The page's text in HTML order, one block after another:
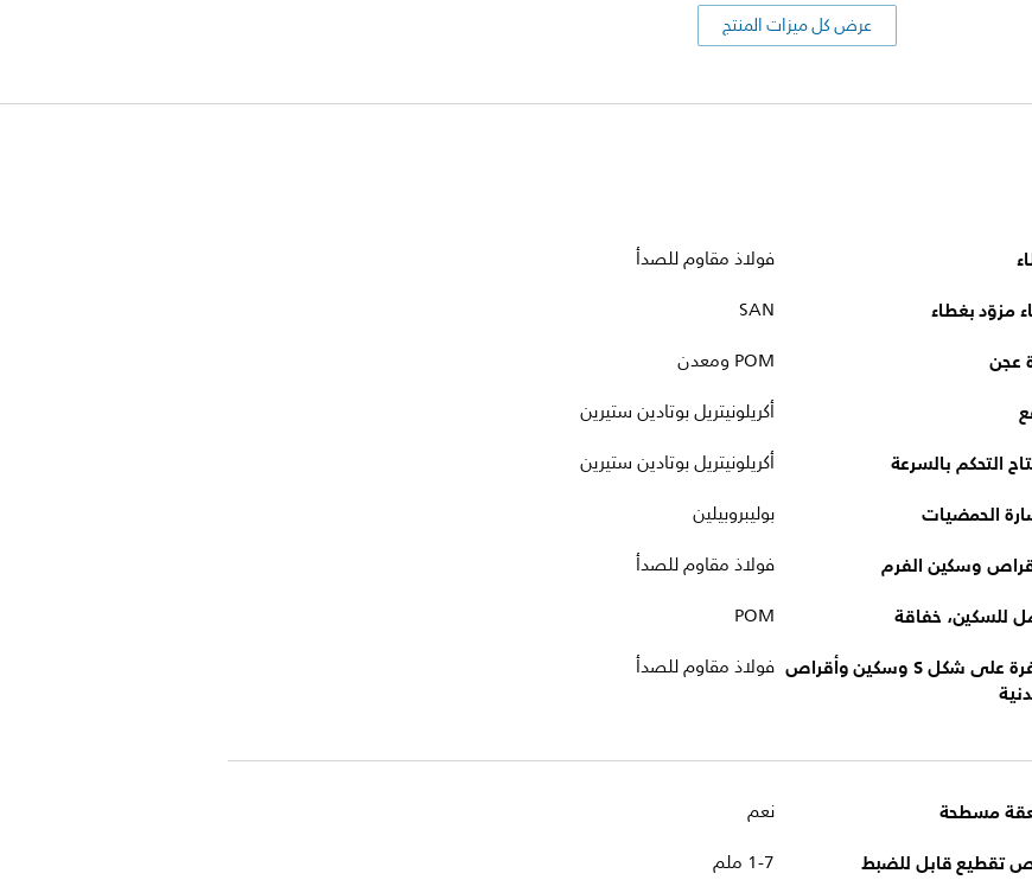
عرض كل ميزات المنتج
فولاذ مقاوم للصدأ
مزوّد بغطاء SAN
عجن POM ومعدن
أكريلونيتريل بوتادين ستيرين
التحكم بالسرعة أكريلونيتريل بوتادين ستيرين
الحمضيات بوليبروبيلين
وسكين الفرم فولاذ مقاوم للصدأ
للسكين، خفاقة POM
شفرة على شكل S وسكين وأقراص فولاذ مقاوم للصدأ
مسطحة نعم
تقطيع قابل للضبط 1-7 ملم